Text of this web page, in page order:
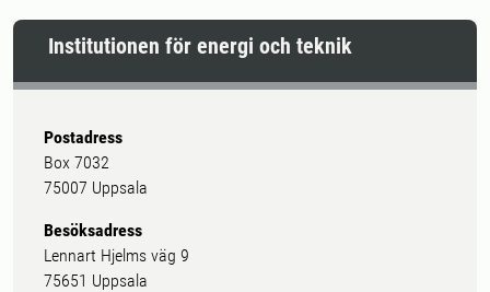
Institutionen för energi och teknik
Postadress
Box 7032
75007 Uppsala
Besöksadress
Lennart Hjelms väg 9
75651 Uppsala